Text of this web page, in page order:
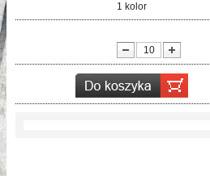
1 kolor